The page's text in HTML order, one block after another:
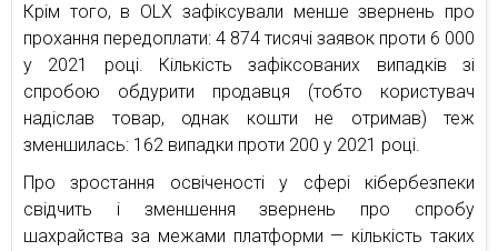
Крім того, в OLX зафіксували менше звернень про
прохання передоплати: 4 874 тисячі заявок проти 6 000
у 2021 році. Кількість зафіксованих випадків зі
спробою обдурити продавця (тобто користувач
надіслав товар, однак кошти не отримав) теж
зменшилась: 162 випадки проти 200 у 2021 році.
Про зростання освіченості у сфері кібербезпеки
свідчить і зменшення звернень про спробу
шахрайства за межами платформи — кількість таких